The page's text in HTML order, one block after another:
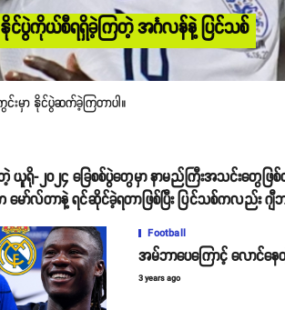
င်ပွဲကိုယ်စီရရှိခဲ့ကြတဲ့ အင်္ဂလန်နဲ့ ပြင်သစ်
းမှာ နိုင်ပွဲဆက်ခဲ့ကြတာပါ။
ရို-၂၀၂၄ ခြေစစ်ပွဲတွေမှာ နာမည်ကြီးအသင်းတွေဖ
ော်လ်တာနဲ့ ရင်ဆိုင်ခဲ့ရတာဖြစ်ပြီး ပြင်သစ်ကလည်း ဂ
Football
အမ်ဘာပေကြောင့် လောင်န
3 years ago